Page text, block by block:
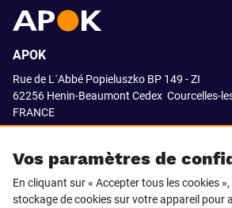
Vos paramètres de
En cliquant sur « Accepter tous les cookies
stockage de cookies sur votre appareil pour
APOK
Rue de L´Abbé Popieluszko BP 149 - ZI
62256 Henin-Beaumont Cedex Courcelles-
FRANCE